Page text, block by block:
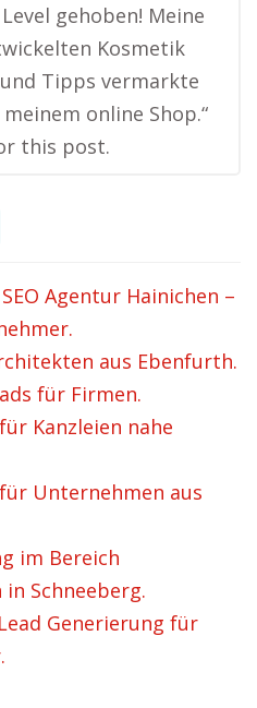
gehoben! Meine
Kosmetik
Tipps vermarkte
online Shop.“
this post.
Agentur Hainichen –
aus Ebenfurth.
für Firmen.
Kanzleien nahe
Unternehmen aus
im Bereich
Schneeberg.
Generierung für